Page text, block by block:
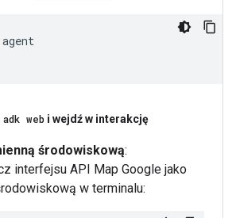
agent
adk web i wejdź w interakcję
środowiskową:
interfejsu API Map Google jako
w terminalu: